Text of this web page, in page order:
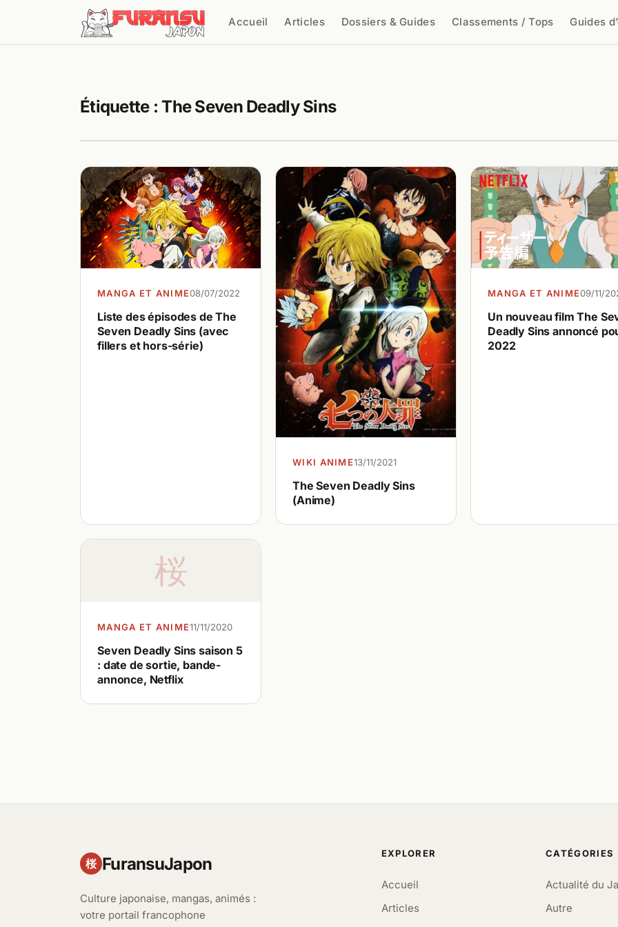
Aller au contenu
Accueil Articles Dossiers & Guides Classements / Tops Guides
Étiquette :The Seven Deadly Sins
MANGA ET ANIME08/07/2022
Liste des épisodes de The
Seven Deadly Sins (avec
fillers et hors-série)
WIKI ANIME13/11/2021
The Seven Deadly Sins
(Anime)
MANGA ET ANIME09/11/
Un nouveau film The
Deadly Sins annoncé
2022
桜
MANGA ET ANIME11/11/2020
Seven Deadly Sins saison 5
: date de sortie, bande-
annonce, Netflix
桜 FuransuJapon
Culture japonaise, mangas, animés :
votre portail francophone
EXPLORER
Accueil
Articles
CATÉGORIES
Actualité du
Autre